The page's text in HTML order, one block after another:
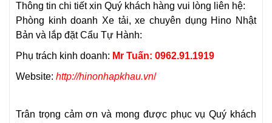
Thông tin chi tiết xin Quý khách hàng vui lòng liên hệ:
Phòng kinh doanh Xe tải, xe chuyên dụng Hino Nhật
Bản và lắp đặt Cẩu Tự Hành:
Phụ trách kinh doanh: Mr Tuấn: 0962.91.1919
Website: http://hinonhapkhau.vn/
Trân trọng cảm ơn và mong được phục vụ Quý khách